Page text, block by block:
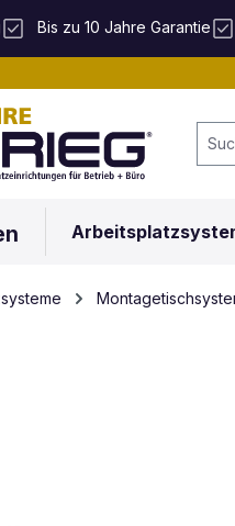
Bis zu 10 Jahre Garantie